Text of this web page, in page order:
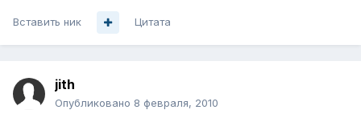
Вставить ник Цитата
jith
Опубликовано 8 февраля, 2010